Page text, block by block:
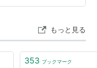
しいが、獅子唐が主
言うんだろうか、お
るし、獅子唐のシ
もっと見る
353 ブックマーク